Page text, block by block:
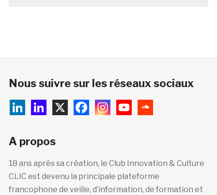
Nous suivre sur les réseaux sociaux
A propos
18 ans après sa création, le Club Innovation & Culture
CLIC est devenu la principale plateforme
francophone de veille, d’information, de formation et